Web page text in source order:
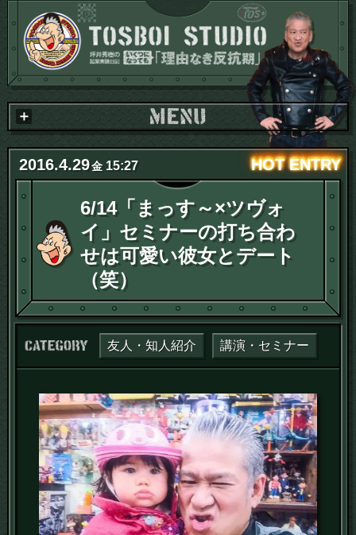
2016.4.29金15:27
6/14「まっす～×ツヴォ
イ」セミナーの打ち合わ
せは可愛い彼女とデート
（笑）
カテゴリー：
友人・知人紹介 講演・セミナー